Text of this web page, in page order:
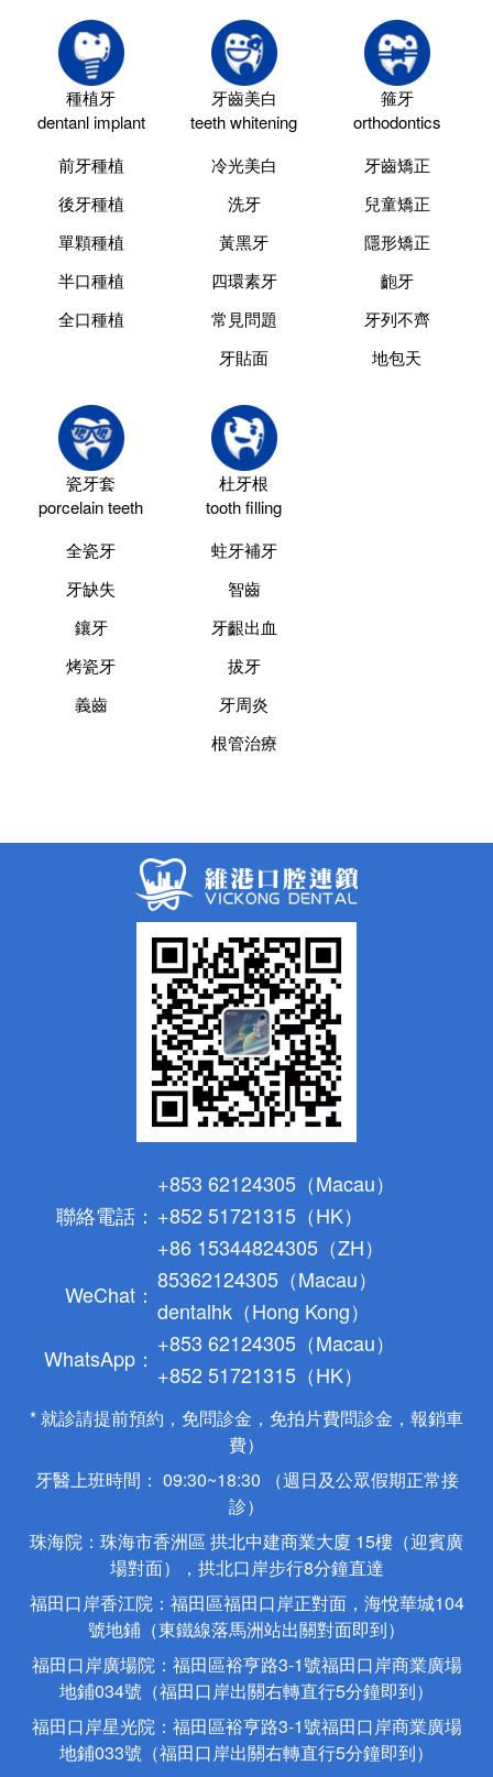
種植牙
dentanl implant
前牙種植
後牙種植
單顆種植
半口種植
全口種植
牙齒美白
teeth whitening
冷光美白
洗牙
黃黑牙
四環素牙
常見問題
牙貼面
箍牙
orthodontics
牙齒矯正
兒童矯正
隱形矯正
齙牙
牙列不齊
地包天
瓷牙套
porcelain teeth
全瓷牙
牙缺失
鑲牙
烤瓷牙
義齒
杜牙根
tooth filling
蛀牙補牙
智齒
牙齦出血
拔牙
牙周炎
根管治療
聯絡電話：
+853 62124305（Macau）
+852 51721315（HK）
+86 15344824305（ZH）
WeChat：
85362124305（Macau）
dentalhk（Hong Kong）
WhatsApp：
+853 62124305（Macau）
+852 51721315（HK）
* 就診請提前預約，免問診金，免拍片費問診金，報銷車
費）
牙醫上班時間： 09:30~18:30 （週日及公眾假期正常接
診）
珠海院：珠海市香洲區 拱北中建商業大廈 15樓（迎賓廣
場對面），拱北口岸步行8分鐘直達
福田口岸香江院：福田區福田口岸正對面，海悅華城104
號地鋪（東鐵線落馬洲站出關對面即到）
福田口岸廣場院：福田區裕亨路3-1號福田口岸商業廣場
地鋪034號（福田口岸出關右轉直行5分鐘即到）
福田口岸星光院：福田區裕亨路3-1號福田口岸商業廣場
地鋪033號（福田口岸出關右轉直行5分鐘即到）